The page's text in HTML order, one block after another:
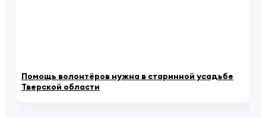
Помощь волонтёров нужна в старинной усадьбе
Тверской области